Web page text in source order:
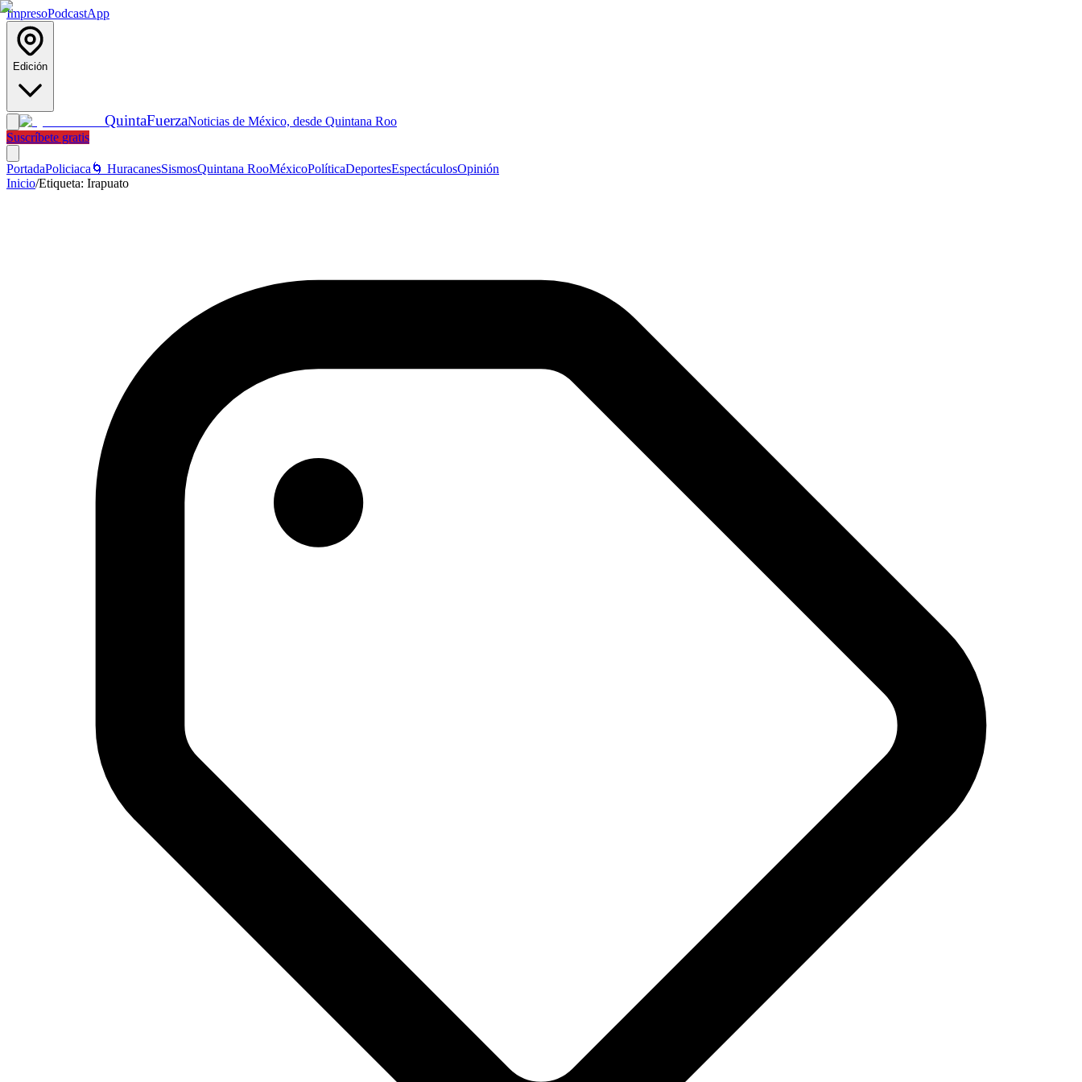
ImpresoPodcastApp
Edición
QuintaFuerzaNoticias de México, desde Quintana Roo
Suscríbete gratis
PortadaPoliciaca 🌀 HuracanesSismosQuintana RooMéxicoPolíticaDeportesEspectáculosOpinión
Inicio/Etiqueta: Irapuato